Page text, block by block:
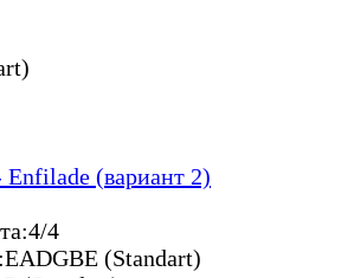
(вариант 2)
4/4
EADGBE (Standart)